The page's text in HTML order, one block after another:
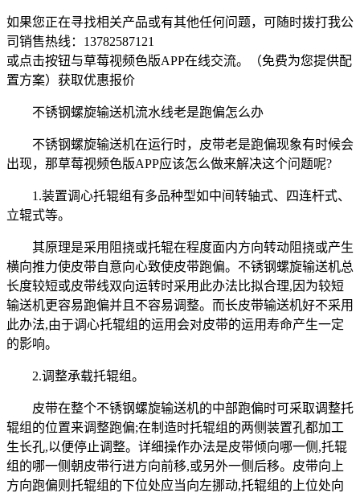
如果您正在寻找相关产品或有其他任何问题，可随时拨打我公
司销售热线： 13782587121
或点击按钮与草莓视频色版APP在线交流。（免费为您提供配
置方案） 获取优惠报价
不锈钢螺旋输送机流水线老是跑偏怎么办
不锈钢螺旋输送机在运行时，皮带老是跑偏现象有时候会
出现，那草莓视频色版APP应该怎么做来解决这个问题呢?
1.装置调心托辊组有多品种型如中间转轴式、四连杆式、
立辊式等。
其原理是采用阻挠或托辊在程度面内方向转动阻挠或产生
横向推力使皮带自意向心致使皮带跑偏。不锈钢螺旋输送机总
长度较短或皮带线双向运转时采用此办法比拟合理,因为较短
输送机更容易跑偏并且不容易调整。而长皮带输送机好不采用
此办法,由于调心托辊组的运用会对皮带的运用寿命产生一定
的影响。
2.调整承载托辊组。
皮带在整个不锈钢螺旋输送机的中部跑偏时可采取调整托
辊组的位置来调整跑偏;在制造时托辊组的两侧装置孔都加工
生长孔,以便停止调整。详细操作办法是皮带倾向哪一侧,托辊
组的哪一侧朝皮带行进方向前移,或另外一侧后移。皮带向上
方向跑偏则托辊组的下位处应当向左挪动,托辊组的上位处向